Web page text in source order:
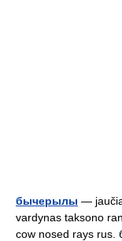
бычерылы —
vardynas taksono
cow nosed rays rus.